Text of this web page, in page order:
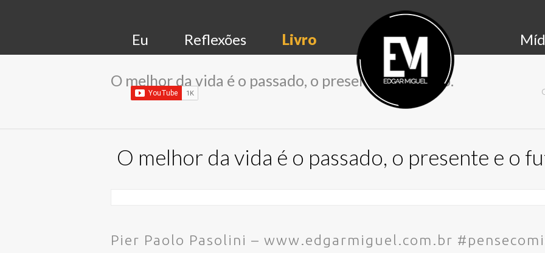
Eu Reflexões Livro
O melhor da vida é o passado, o presente e o futuro.
O melhor da vida é o passado, o presente e o
Pier Paolo Pasolini – www.edgarmiguel.com.br